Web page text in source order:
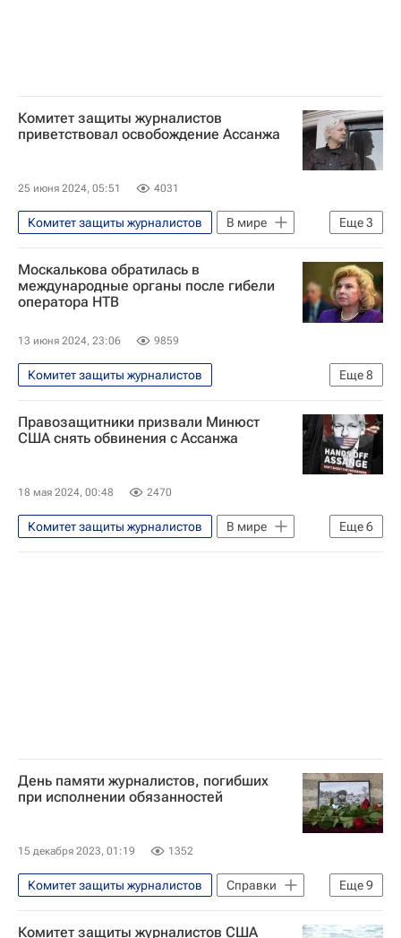
Комитет защиты журналистов
приветствовал освобождение Ассанжа
25 июня 2024, 05:51 4031
Еще3
Комитет защиты журналистов
В мире
США
Джулиан Ассанж WikiLeaks
Москалькова обратилась в
международные органы после гибели
оператора НТВ
13 июня 2024, 23:06 9859
Еще8
Комитет защиты журналистов
Специальная военная операция на Украине
Россия
Горловка
Татьяна Москалькова
Иван Приходько
НТВ (телеканал)
ЮНЕСКО
Правозащитники призвали Минюст
США снять обвинения с Ассанжа
18 мая 2024, 00:48 2470
Еще6
Комитет защиты журналистов
В мире
США
Лондон
Великобритания
День памяти журналистов, погибших
при исполнении обязанностей
15 декабря 2023, 01:19 1352
Еще9
Комитет защиты журналистов
Справки
Общество
Россия
Югославия
Комитет защиты журналистов США